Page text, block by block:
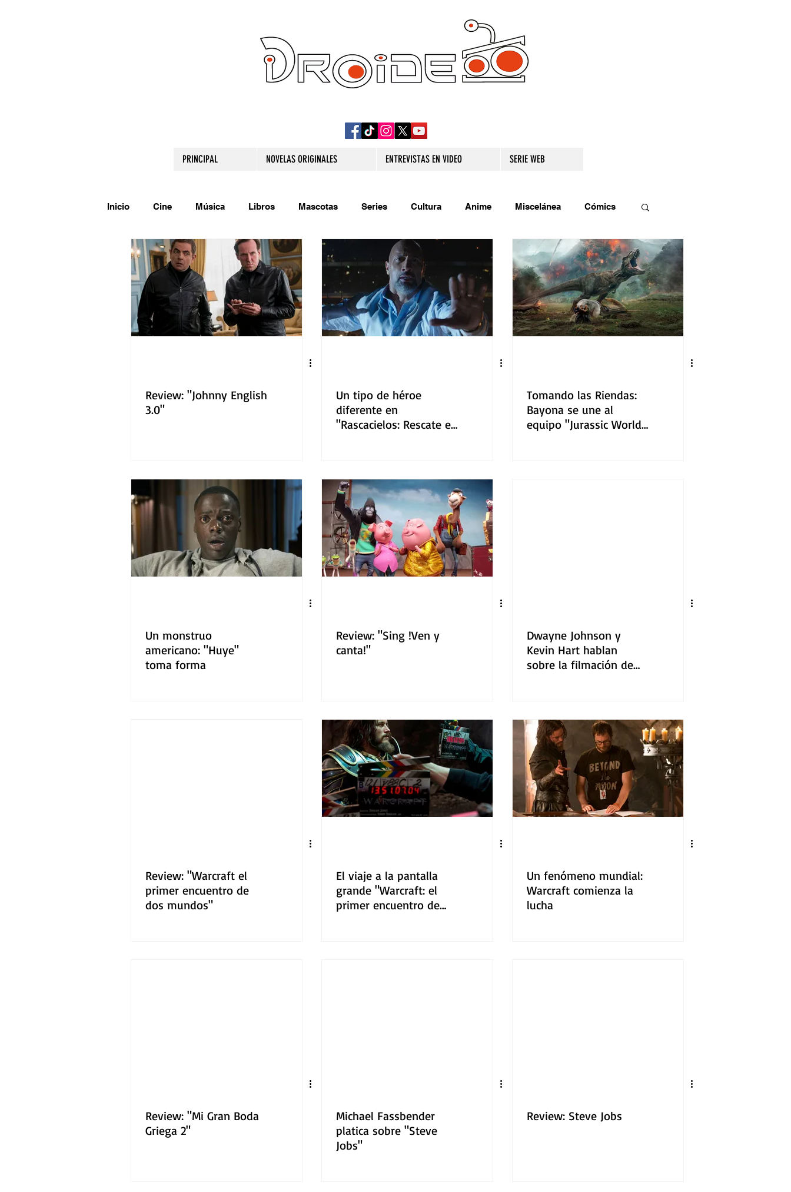
PRINCIPAL NOVELAS ORIGINALES ENTREVISTAS EN VIDEO SERIE WEB
Inicio Cine Música Libros Mascotas Series Cultura Anime Miscelánea Cómics
Comparte tu talento Relatos originales Relatos Videojuegos Teatro
Gastronomía Tecnología
Review: "Johnny English
3.0"
Un tipo de héroe
diferente en
"Rascacielos: Rescate en
Tomando las Riendas:
Bayona se une al
equipo "Jurassic World:
Un monstruo
americano: "Huye"
toma forma
Review: "Sing !Ven y
canta!"
Dwayne Johnson y
Kevin Hart hablan
sobre la filmación de
Review: "Warcraft el
primer encuentro de
dos mundos"
El viaje a la pantalla
grande "Warcraft: el
primer encuentro de
Un fenómeno mundial:
Warcraft comienza la
lucha
Review: "Mi Gran Boda
Griega 2"
Michael Fassbender
platica sobre "Steve
Jobs"
Review: Steve Jobs